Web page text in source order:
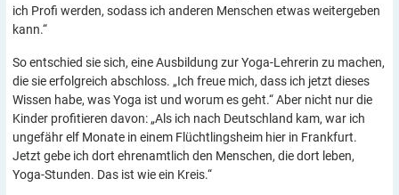
ich Profi werden, sodass ich anderen Menschen etwas weitergeben
kann.“
So entschied sie sich, eine Ausbildung zur Yoga-Lehrerin zu machen,
die sie erfolgreich abschloss. „Ich freue mich, dass ich jetzt dieses
Wissen habe, was Yoga ist und worum es geht.“ Aber nicht nur die
Kinder profitieren davon: „Als ich nach Deutschland kam, war ich
ungefähr elf Monate in einem Flüchtlingsheim hier in Frankfurt.
Jetzt gebe ich dort ehrenamtlich den Menschen, die dort leben,
Yoga-Stunden. Das ist wie ein Kreis.“